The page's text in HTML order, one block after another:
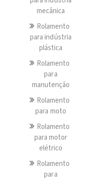
mecânica
Rolamento
para indústria
plástica
Rolamento
para
manutenção
Rolamento
para moto
Rolamento
para motor
elétrico
Rolamento
para